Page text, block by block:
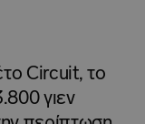
Circuit, το
γιεν